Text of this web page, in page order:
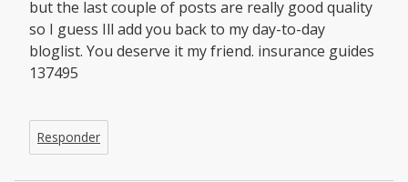
but the last couple of posts are really good quality
so I guess Ill add you back to my day-to-day
bloglist. You deserve it my friend. insurance guides
137495
Responder